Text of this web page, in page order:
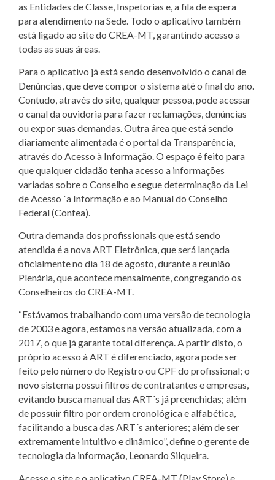
as Entidades de Classe, Inspetorias e, a fila de espera
para atendimento na Sede. Todo o aplicativo também
está ligado ao site do CREA-MT, garantindo acesso a
todas as suas áreas.
Para o aplicativo já está sendo desenvolvido o canal de
Denúncias, que deve compor o sistema até o final do ano.
Contudo, através do site, qualquer pessoa, pode acessar
o canal da ouvidoria para fazer reclamações, denúncias
ou expor suas demandas. Outra área que está sendo
diariamente alimentada é o portal da Transparência,
através do Acesso à Informação. O espaço é feito para
que qualquer cidadão tenha acesso a informações
variadas sobre o Conselho e segue determinação da Lei
de Acesso `a Informação e ao Manual do Conselho
Federal (Confea).
Outra demanda dos profissionais que está sendo
atendida é a nova ART Eletrônica, que será lançada
oficialmente no dia 18 de agosto, durante a reunião
Plenária, que acontece mensalmente, congregando os
Conselheiros do CREA-MT.
“Estávamos trabalhando com uma versão de tecnologia
de 2003 e agora, estamos na versão atualizada, com a
2017, o que já garante total diferença. A partir disto, o
próprio acesso à ART é diferenciado, agora pode ser
feito pelo número do Registro ou CPF do profissional; o
novo sistema possui filtros de contratantes e empresas,
evitando busca manual das ART´s já preenchidas; além
de possuir filtro por ordem cronológica e alfabética,
facilitando a busca das ART´s anteriores; além de ser
extremamente intuitivo e dinâmico”, define o gerente de
tecnologia da informação, Leonardo Silqueira.